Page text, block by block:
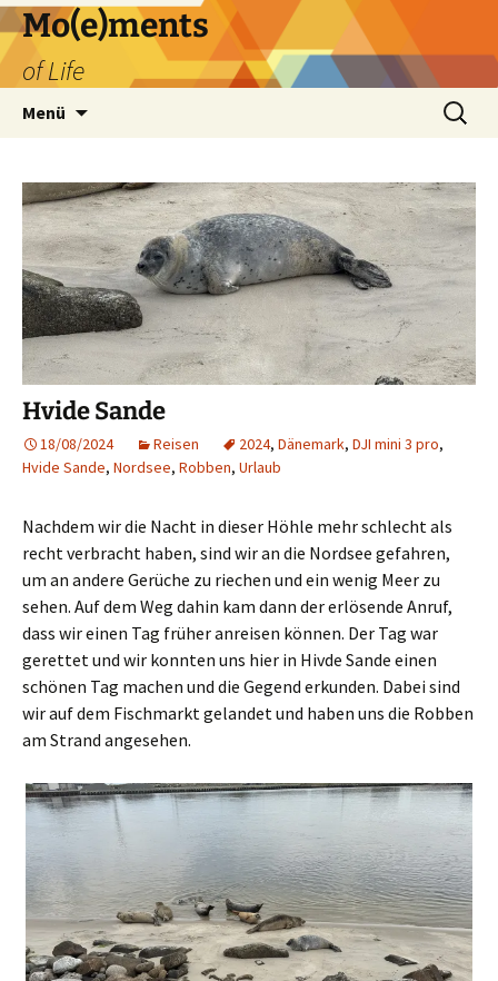
Zum
Inhalt
springen
Mo(e)ments
of Life
Menü
Suchen
nach:
Hvide Sande
18/08/2024 Reisen 2024, Dänemark, DJI mini 3 pro,
Hvide Sande, Nordsee, Robben, Urlaub
Nachdem wir die Nacht in dieser Höhle mehr schlecht als
recht verbracht haben, sind wir an die Nordsee gefahren,
um an andere Gerüche zu riechen und ein wenig Meer zu
sehen. Auf dem Weg dahin kam dann der erlösende Anruf,
dass wir einen Tag früher anreisen können. Der Tag war
gerettet und wir konnten uns hier in Hivde Sande einen
schönen Tag machen und die Gegend erkunden. Dabei sind
wir auf dem Fischmarkt gelandet und haben uns die Robben
am Strand angesehen.